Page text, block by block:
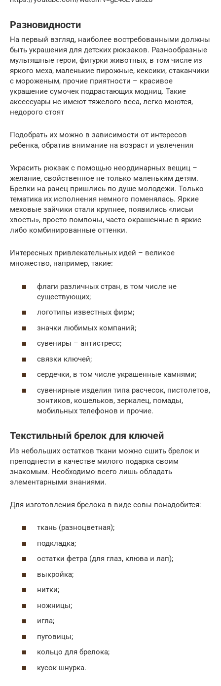
Разновидности
На первый взгляд, наиболее востребованными должны
быть украшения для детских рюкзаков. Разнообразные
мультяшные герои, фигурки животных, в том числе из
яркого меха, маленькие пирожные, кексики, стаканчики
с мороженым, прочие приятности – красивое
украшение сумочек подрастающих модниц. Такие
аксессуары не имеют тяжелого веса, легко моются,
недорого стоят
Подобрать их можно в зависимости от интересов
ребенка, обратив внимание на возраст и увлечения
Украсить рюкзак с помощью неординарных вещиц –
желание, свойственное не только маленьким детям.
Брелки на ранец пришлись по душе молодежи. Только
тематика их исполнения немного поменялась. Яркие
меховые зайчики стали крупнее, появились «лисьи
хвосты», просто помпоны, часто окрашенные в яркие
либо комбинированные оттенки.
Интересных привлекательных идей – великое
множество, например, такие:
флаги различных стран, в том числе не
существующих;
логотипы известных фирм;
значки любимых компаний;
сувениры – антистресс;
связки ключей;
сердечки, в том числе украшенные камнями;
сувенирные изделия типа расчесок, пистолетов,
зонтиков, кошельков, зеркалец, помады,
мобильных телефонов и прочие.
Текстильный брелок для ключей
Из небольших остатков ткани можно сшить брелок и
преподнести в качестве милого подарка своим
знакомым. Необходимо всего лишь обладать
элементарными знаниями.
Для изготовления брелока в виде совы понадобится:
ткань (разноцветная);
подкладка;
остатки фетра (для глаз, клюва и лап);
выкройка;
нитки;
ножницы;
игла;
пуговицы;
кольцо для брелока;
кусок шнурка.